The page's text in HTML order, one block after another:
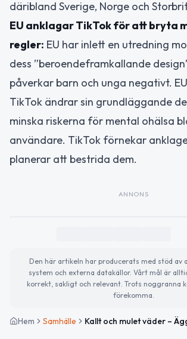
däribland Sverige, Norge och
EU anklagar TikTok för att bryta
regler: EU har inlett en utredning
dess ”beroendeframkallande
påverkar barn och unga negativt.
TikTok ändrar sin grundläggande
minska riskerna för mental ohälsa
användare. TikTok förnekar
planerar att bestrida dem.
ANNONS
Den här artikeln har producerats med stöd av
system och externa datakällor. Vårt mål är
korrekt, sakligt och relevant. Trots noggranna
förekomma.
Hem Samhälle